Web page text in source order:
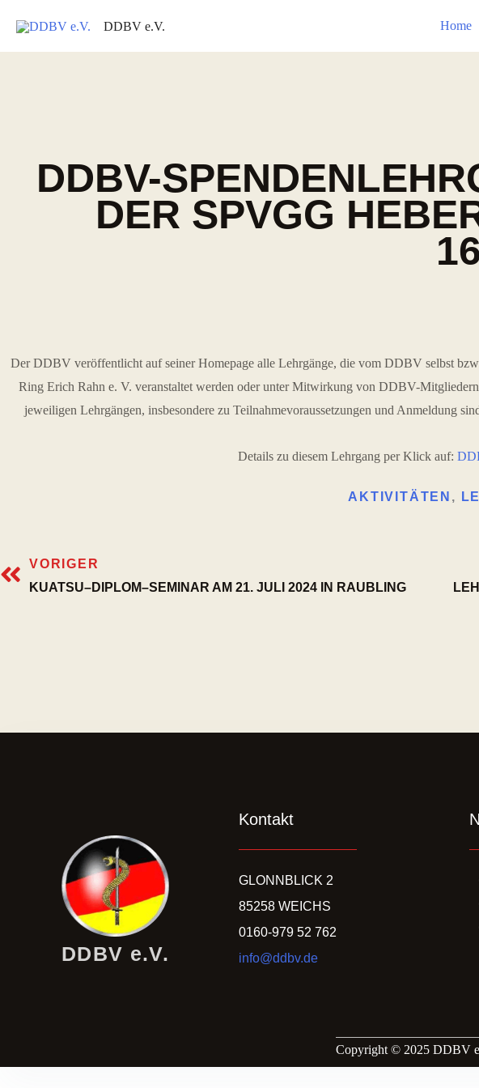
DDBV e.V. Home
DDBV-
DER SPVGG
Der DDBV veröffentlicht auf seiner Homepage alle Lehrgänge, die vom DDBV selbst
Ring Erich Rahn e. V. veranstaltet werden oder unter Mitwirkung von DDBV-
jeweiligen Lehrgängen, insbesondere zu Teilnahmevoraussetzungen und Anmeldung
Details zu diesem Lehrgang per Klick auf:
AKTIVITÄTEN ,
VORIGER
KUATSU–DIPLOM–SEMINAR AM 21. JULI 2024 IN RAUBLING
DDBV e.V.
Kontakt
GLONNBLICK 2
85258 WEICHS
0160-979 52 762
info@ddbv.de
Copyright © 2025 DDBV